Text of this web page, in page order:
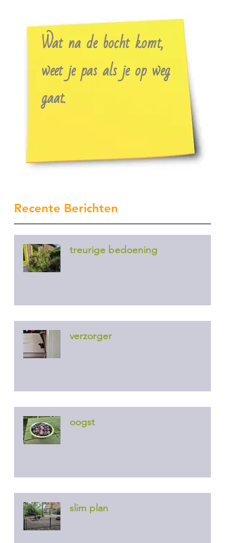
Wat na de bocht komt,
weet je pas als je op weg
gaat.
Recente Berichten
treurige bedoening
verzorger
oogst
slim plan